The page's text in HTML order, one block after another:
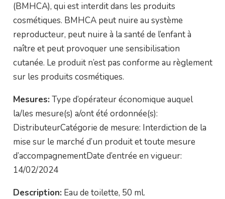
(BMHCA), qui est interdit dans les produits
cosmétiques. BMHCA peut nuire au système
reproducteur, peut nuire à la santé de l’enfant à
naître et peut provoquer une sensibilisation
cutanée. Le produit n’est pas conforme au règlement
sur les produits cosmétiques.
Mesures: Type d’opérateur économique auquel
la/les mesure(s) a/ont été ordonnée(s):
DistributeurCatégorie de mesure: Interdiction de la
mise sur le marché d’un produit et toute mesure
d’accompagnementDate d’entrée en vigueur:
14/02/2024
Description: Eau de toilette, 50 ml.